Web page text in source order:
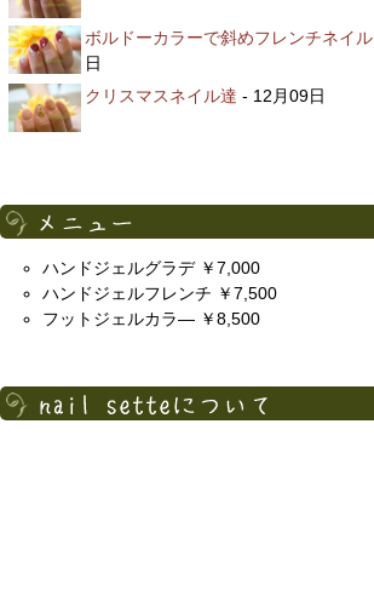
ボルドーカラーで斜めフレンチネイル
日
クリスマスネイル達 - 12月09日
ハンドジェルグラデ ￥7,000
ハンドジェルフレンチ ￥7,500
フットジェルカラ― ￥8,500